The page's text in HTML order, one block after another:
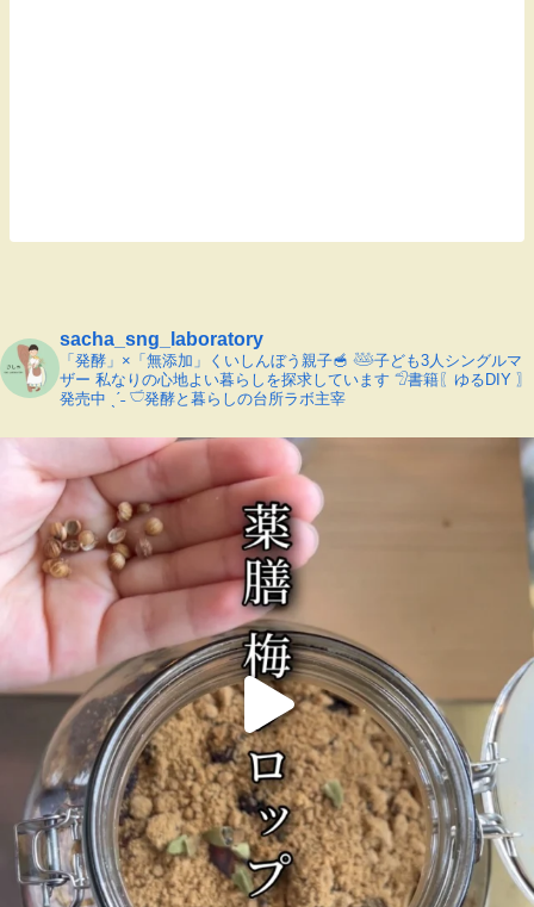
sacha_sng_laboratory
「発酵」×「無添加」くいしんぼう親子🥣 𓅸子ども3人シングルマ
ザー 私なりの心地よい暮らしを探求しています 𓅿書籍〖ゆるDIY 〗
発売中 ˎˊ˗𓎩発酵と暮らしの台所ラボ主宰